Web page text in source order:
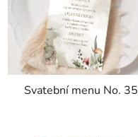
Svatební menu No. 35